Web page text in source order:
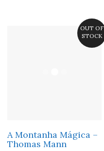
OUT OF
STOCK
A Montanha Mágica –
Thomas Mann